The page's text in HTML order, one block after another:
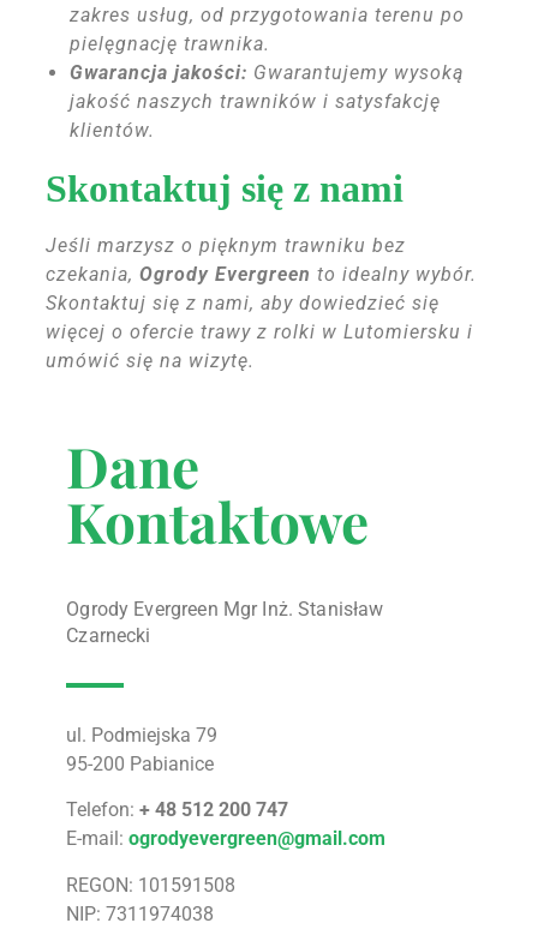
zakres usług, od przygotowania terenu po
pielęgnację trawnika.
Gwarancja jakości: Gwarantujemy wysoką
jakość naszych trawników i satysfakcję
klientów.
Skontaktuj się z nami
Jeśli marzysz o pięknym trawniku bez
czekania,Ogrody Evergreen to idealny wybór.
Skontaktuj się z nami, aby dowiedzieć się
więcej o ofercie trawy z rolki w Lutomiersku i
umówić się na wizytę.
Dane
Kontaktowe
Ogrody Evergreen Mgr Inż. Stanisław
Czarnecki
ul. Podmiejska 79
95-200 Pabianice
Telefon:+ 48 512 200 747
E-mail:ogrodyevergreen@gmail.com
REGON: 101591508
NIP: 7311974038